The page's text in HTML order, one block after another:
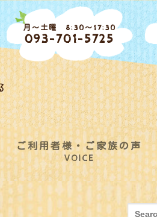
月～土曜 8:30～17:30
093-701-5725
ご利用者様・ご家族の声
VOICE